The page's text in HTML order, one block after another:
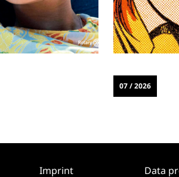
07 / 2026
Imprint Data